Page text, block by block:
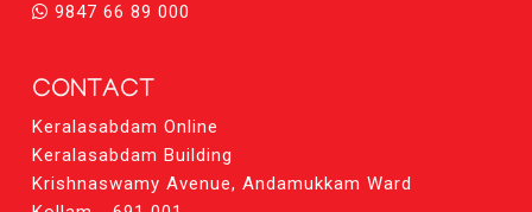
9847 66 89 000
CONTACT
Keralasabdam Online
Keralasabdam Building
Krishnaswamy Avenue, Andamukkam Ward